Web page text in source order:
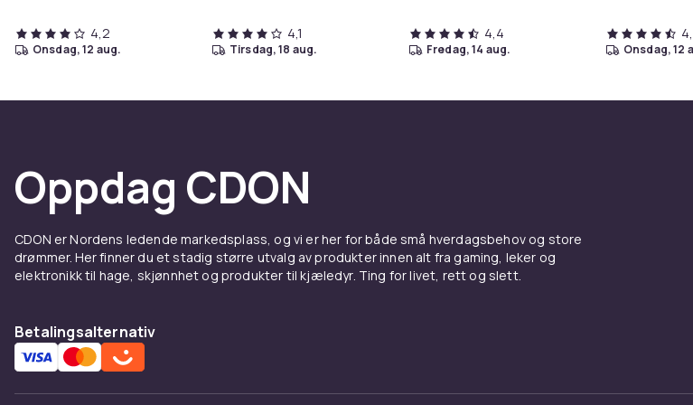
4,2
onsdag, 12 aug.
4,1
tirsdag, 18 aug.
4,4
fredag, 14 aug. onsdag, 12
Oppdag CDON
CDON er Nordens ledende markedsplass, og vi er her for både små hverdagsbehov og store
drømmer. Her finner du et stadig større utvalg av produkter innen alt fra gaming, leker og
elektronikk til hage, skjønnhet og produkter til kjæledyr. Ting for livet, rett og slett.
Betalingsalternativ